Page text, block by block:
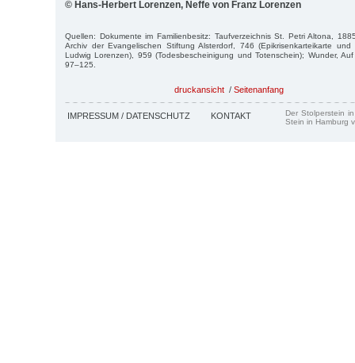
© Hans-Herbert Lorenzen, Neffe von Franz Lorenzen
Quellen: Dokumente im Familienbesitz: Taufverzeichnis St. Petri Altona,
Archiv der Evangelischen Stiftung Alsterdorf, 746 (Epikrisenkarteikarte und
Ludwig Lorenzen), 959 (Todesbescheinigung und Totenschein); Wunder,
97–125.
druckansicht / Seitenanfang
IMPRESSUM / DATENSCHUTZ KONTAKT
Der Stolperstein
Stein in Hamburg